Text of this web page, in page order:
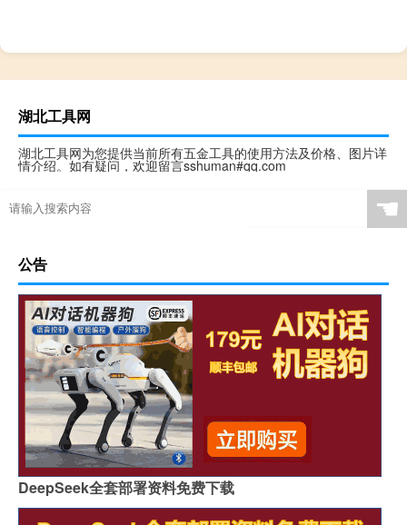
湖北工具网
湖北工具网为您提供当前所有五金工具的使用方法及价格、图片详
情介绍。如有疑问，欢迎留言sshuman#qq.com
☚
公告
DeepSeek全套部署资料免费下载